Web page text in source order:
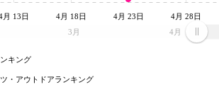
3月 4月
月 13日 4月 18日 4月 23日 4月 28日
キング
・アウトドアランキング